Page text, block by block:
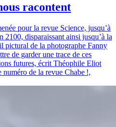
racontent
pour la revue Science, jusqu’à
2100, disparaissant ainsi jusqu’à la
pictural de la photographe Fanny
de garder une trace de ces
futures, écrit Théophile Eliot
de la revue Chabe !,